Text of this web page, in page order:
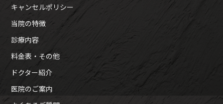
キャンセルポリシー
当院の特徴
診療内容
料金表・その他
ドクター紹介
医院のご案内